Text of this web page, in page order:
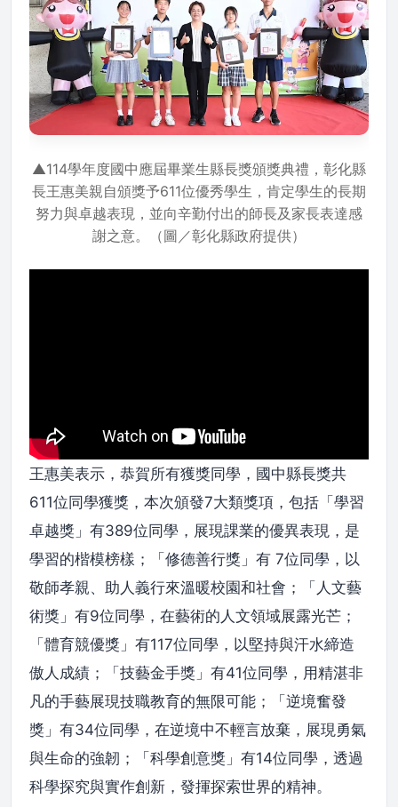
▲114學年度國中應屆畢業生縣長獎頒獎典禮，彰化縣
長王惠美親自頒獎予611位優秀學生，肯定學生的長期
努力與卓越表現，並向辛勤付出的師長及家長表達感
謝之意。（圖／彰化縣政府提供）
王惠美表示，恭賀所有獲獎同學，國中縣長獎共
611位同學獲獎，本次頒發7大類獎項，包括「學習
卓越獎」有389位同學，展現課業的優異表現，是
學習的楷模榜樣；「修德善行獎」有 7位同學，以
敬師孝親、助人義行來溫暖校園和社會；「人文藝
術獎」有9位同學，在藝術的人文領域展露光芒；
「體育競優獎」有117位同學，以堅持與汗水締造
傲人成績；「技藝金手獎」有41位同學，用精湛非
凡的手藝展現技職教育的無限可能；「逆境奮發
獎」有34位同學，在逆境中不輕言放棄，展現勇氣
與生命的強韌；「科學創意獎」有14位同學，透過
科學探究與實作創新，發揮探索世界的精神。